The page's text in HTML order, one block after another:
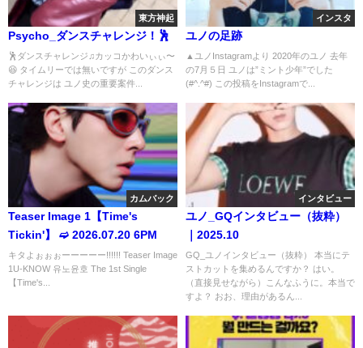
東方神起
Psycho_ダンスチャレンジ！🕺
🕺ダンスチャレンジ♫カッコかわいぃぃ〜
😆 タイムリーでは無いですが このダンス
チャレンジは ユノ史の重要案件...
インスタ
ユノの足跡
▲ユノInstagramより 2020年のユノ 去年
の7月５日 ユノは”ミント少年”でした
(#^.^#) この投稿をInstagramで...
カムバック
Teaser Image 1【Time's
Tickin'】 ➫ 2026.07.20 6PM
キタよぉぉぉーーーーー!!!!!! Teaser Image
1U-KNOW 유노윤호 The 1st Single
【Time's...
インタビュー
ユノ_GQインタビュー（抜粋）
｜2025.10
GQ_ユノインタビュー（抜粋） 本当にテ
ストカットを集めるんですか？ はい。
（直接見せながら）こんなふうに。本当で
すよ？ おお、理由があるん...